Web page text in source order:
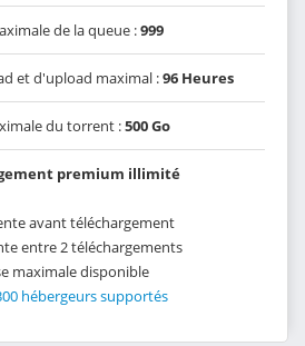
de la queue :999
et d'upload maximal :96 Heures
du torrent :500 Go
premium illimité
avant téléchargement
entre 2 téléchargements
maximale disponible
hébergeurs supportés